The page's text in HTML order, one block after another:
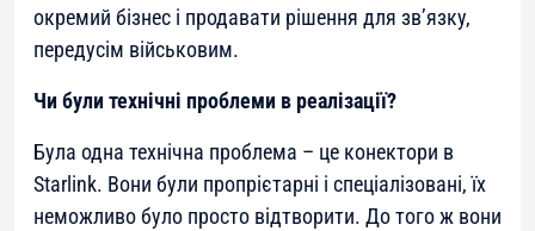
окремий бізнес і продавати рішення для зв’язку,
передусім військовим.
Чи були технічні проблеми в реалізації?
Була одна технічна проблема – це конектори в
Starlink. Вони були пропрієтарні і спеціалізовані, їх
неможливо було просто відтворити. До того ж вони